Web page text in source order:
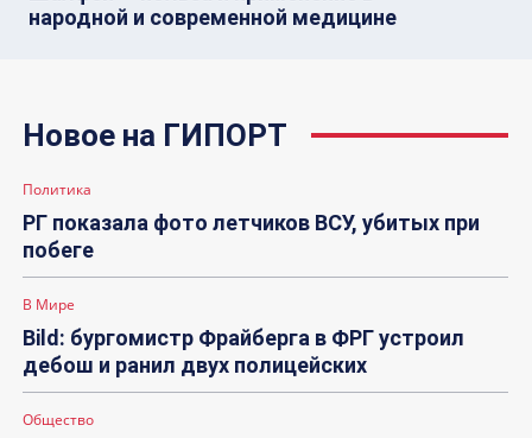
народной и современной медицине
Новое на ГИПОРТ
Политика
РГ показала фото летчиков ВСУ, убитых при
побеге
В Мире
Bild: бургомистр Фрайберга в ФРГ устроил
дебош и ранил двух полицейских
Общество